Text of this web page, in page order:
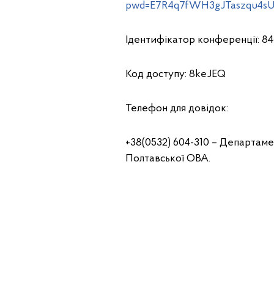
Ідентифікатор конференції:
Код доступу: 8keJEQ
Телефон для довідок:
+38(0532) 604-310 –
Полтавської ОВА.